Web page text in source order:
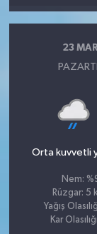
23
Orta kuvvetli
Nem:
Rüzgar: 5
Yağış
Kar